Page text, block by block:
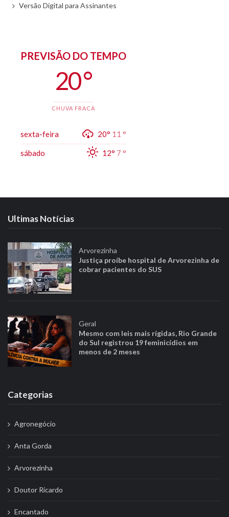
Versão Digital para Assinantes
PREVISÃO DO TEMPO
20 °
CHUVA FRACA
sexta-feira 20° 11 °
sábado 12° 7 °
Ultimas Notícias
Arvorezinha
Justiça proíbe hospital de Arvorezinha de
cobrar pacientes do SUS
Geral
Mesmo com leis mais rígidas, Rio Grande
do Sul registrou 19 feminicídios em
menos de 2 meses
Categorias
Agronegócio
Anta Gorda
Arvorezinha
Doutor Ricardo
Encantado